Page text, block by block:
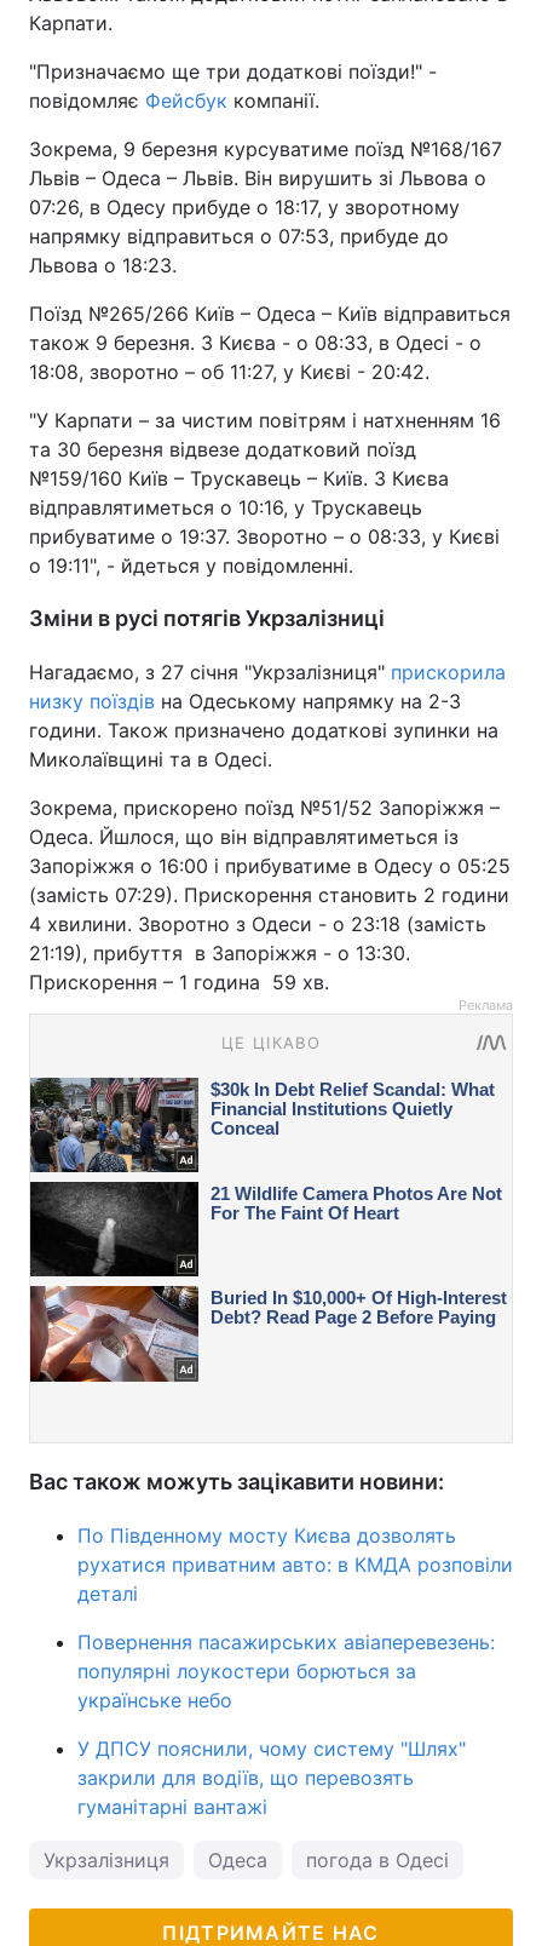
Карпати.
"Призначаємо ще три додаткові поїзди!" -
повідомляє Фейсбук компанії.
Зокрема, 9 березня курсуватиме поїзд №168/167
Львів – Одеса – Львів. Він вирушить зі Львова о
07:26, в Одесу прибуде о 18:17, у зворотному
напрямку відправиться о 07:53, прибуде до
Львова о 18:23.
Поїзд №265/266 Київ – Одеса – Київ відправиться
також 9 березня. З Києва - о 08:33, в Одесі - о
18:08, зворотно – об 11:27, у Києві - 20:42.
"У Карпати – за чистим повітрям і натхненням 16
та 30 березня відвезе додатковий поїзд
№159/160 Київ – Трускавець – Київ. З Києва
відправлятиметься о 10:16, у Трускавець
прибуватиме о 19:37. Зворотно – о 08:33, у Києві
о 19:11", - йдеться у повідомленні.
Зміни в русі потягів Укрзалізниці
Нагадаємо, з 27 січня "Укрзалізниця" прискорила
низку поїздів на Одеському напрямку на 2-3
години. Також призначено додаткові зупинки на
Миколаївщині та в Одесі.
Зокрема, прискорено поїзд №51/52 Запоріжжя –
Одеса. Йшлося, що він відправлятиметься із
Запоріжжя о 16:00 і прибуватиме в Одесу о 05:25
(замість 07:29). Прискорення становить 2 години
4 хвилини. Зворотно з Одеси - о 23:18 (замість
21:19), прибуття в Запоріжжя - о 13:30.
Прискорення – 1 година 59 хв.
Реклама
Вас також можуть зацікавити новини:
По Південному мосту Києва дозволять
рухатися приватним авто: в КМДА розповіли
деталі
Повернення пасажирських авіаперевезень:
популярні лоукостери борються за
українське небо
У ДПСУ пояснили, чому систему "Шлях"
закрили для водіїв, що перевозять
гуманітарні вантажі
Укрзалізниця Одеса погода в Одесі
ПІДТРИМАЙТЕ НАС